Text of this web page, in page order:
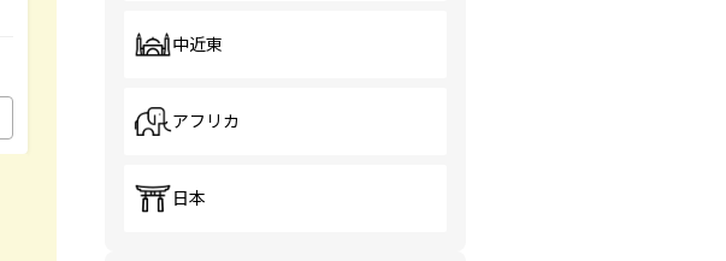
中近東
アフリカ
日本